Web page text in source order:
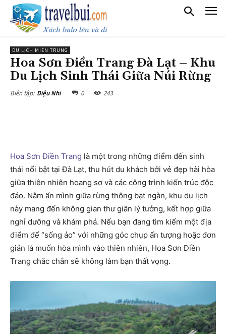
DU LỊCH MIỀN TRUNG
Hoa Sơn Điền Trang Đà Lạt – Khu
Du Lịch Sinh Thái Giữa Núi Rừng
Biên tập: Diệu Nhi 0 243
Hoa Sơn Điền Trang là một trong những điểm đến sinh
thái nổi bật tại Đà Lạt, thu hút du khách bởi vẻ đẹp hài hòa
giữa thiên nhiên hoang sơ và các công trình kiến trúc độc
đáo. Nằm ẩn mình giữa rừng thông bạt ngàn, khu du lịch
này mang đến không gian thư giãn lý tưởng, kết hợp giữa
nghỉ dưỡng và khám phá. Nếu bạn đang tìm kiếm một địa
điểm để “sống ảo” với những góc chụp ấn tượng hoặc đơn
giản là muốn hòa mình vào thiên nhiên, Hoa Sơn Điền
Trang chắc chắn sẽ không làm bạn thất vọng.